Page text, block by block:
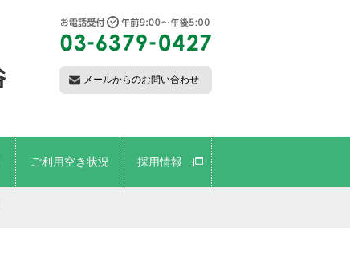
メールからのお問い合わせ
ご利用空き状況 採用情報